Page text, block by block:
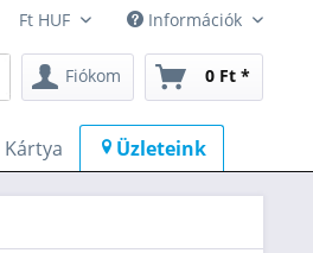
Információk
Fiókom 0 Ft *
Kártya Üzleteink